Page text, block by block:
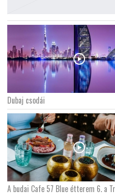
Dubaj csodái
A budai Cafe 57 Blue étterem 6. a